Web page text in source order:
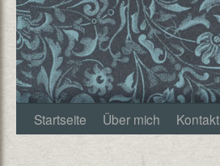
Startseite Über mich Kontakt